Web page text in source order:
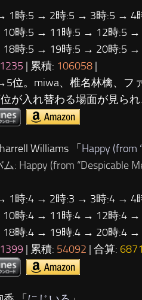
1時:5 → 2時:5 → 3時:5 →
時:5 → 11時:5 → 12時:5
時:5 → 19時:5 → 20時:5
1235 | 累積: 106058 |
位。miwa、椎名林檎、フ
が入れ替わる場面が見ら
Williams 「 Happy (from
: Happy (from “Despicable
1時:4 → 2時:3 → 3時:4 →
時:4 → 11時:4 → 12時:4
時:4 → 19時:4 → 20時:4
1399 | 累積: 54092 | 合算: